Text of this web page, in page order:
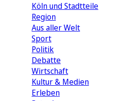
Köln und Stadtteile
Region
Aus aller Welt
Sport
Politik
Debatte
Wirtschaft
Kultur & Medien
Erleben